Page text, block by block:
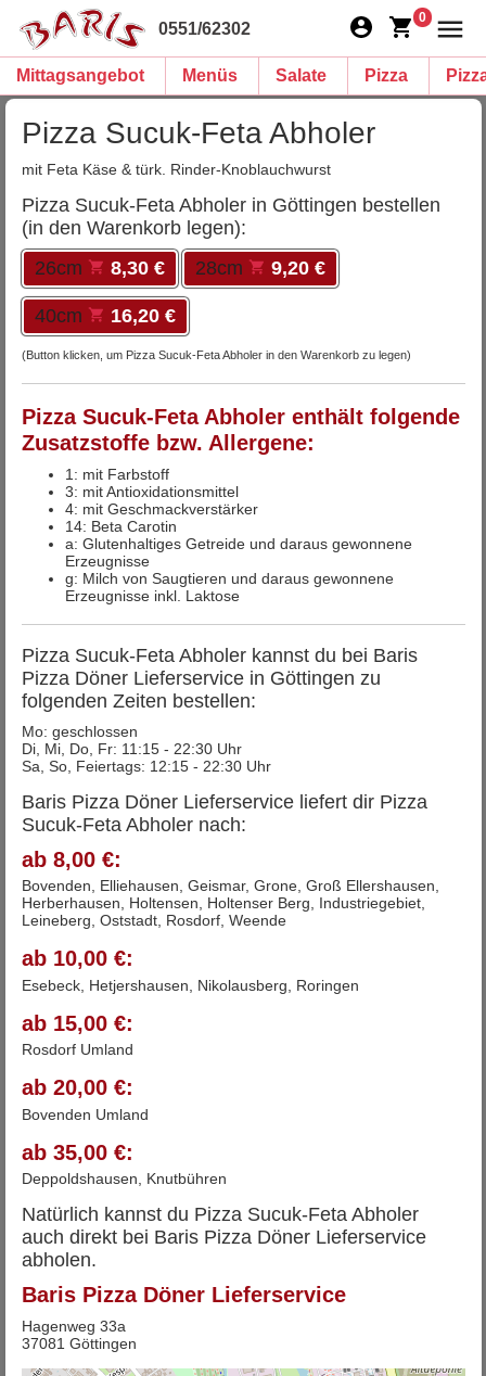
0551/62302
0
Mittagsangebot Menüs Salate Pizza
Pizza Sucuk-Feta Abholer
mit Feta Käse & türk. Rinder-Knoblauchwurst
Pizza Sucuk-Feta Abholer in Göttingen bestellen
(in den Warenkorb legen):
26cm
8,30 € 28cm 9,20 €
40cm 16,20 €
(Button klicken, um Pizza Sucuk-Feta Abholer in den Warenkorb zu legen)
Pizza Sucuk-Feta Abholer enthält folgende
Zusatzstoffe bzw. Allergene:
1: mit Farbstoff
3: mit Antioxidationsmittel
4: mit Geschmackverstärker
14: Beta Carotin
a: Glutenhaltiges Getreide und daraus gewonnene
Erzeugnisse
g: Milch von Saugtieren und daraus gewonnene
Erzeugnisse inkl. Laktose
Pizza Sucuk-Feta Abholer kannst du bei Baris
Pizza Döner Lieferservice in Göttingen zu
folgenden Zeiten bestellen:
Mo: geschlossen
Di, Mi, Do, Fr: 11:15 - 22:30 Uhr
Sa, So, Feiertags: 12:15 - 22:30 Uhr
Baris Pizza Döner Lieferservice liefert dir Pizza
Sucuk-Feta Abholer nach:
ab 8,00 €:
Bovenden, Elliehausen, Geismar, Grone, Groß Ellershausen,
Herberhausen, Holtensen, Holtenser Berg, Industriegebiet,
Leineberg, Oststadt, Rosdorf, Weende
ab 10,00 €:
Esebeck, Hetjershausen, Nikolausberg, Roringen
ab 15,00 €:
Rosdorf Umland
ab 20,00 €:
Bovenden Umland
ab 35,00 €:
Deppoldshausen, Knutbühren
Natürlich kannst du Pizza Sucuk-Feta Abholer
auch direkt bei Baris Pizza Döner Lieferservice
abholen.
Baris Pizza Döner Lieferservice
Hagenweg 33a
37081 Göttingen